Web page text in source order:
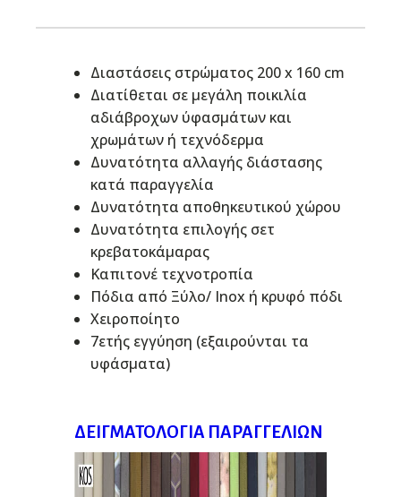
Διαστάσεις στρώματος 200 x 160 cm
Διατίθεται σε μεγάλη ποικιλία
αδιάβροχων ύφασμάτων και
χρωμάτων ή τεχνόδερμα
Δυνατότητα αλλαγής διάστασης
κατά παραγγελία
Δυνατότητα αποθηκευτικού χώρου
Δυνατότητα επιλογής σετ
κρεβατοκάμαρας
Καπιτονέ τεχνοτροπία
Πόδια από Ξύλο/ Inox ή κρυφό πόδι
Χειροποίητο
7ετής εγγύηση (εξαιρούνται τα
υφάσματα)
ΔΕΙΓΜΑΤΟΛΌΓΙΑ ΠΑΡΑΓΓΕΛΙΏΝ